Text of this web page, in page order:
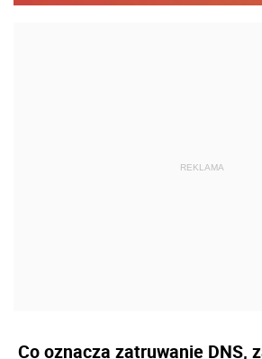
Co oznacza zatruwanie DNS,